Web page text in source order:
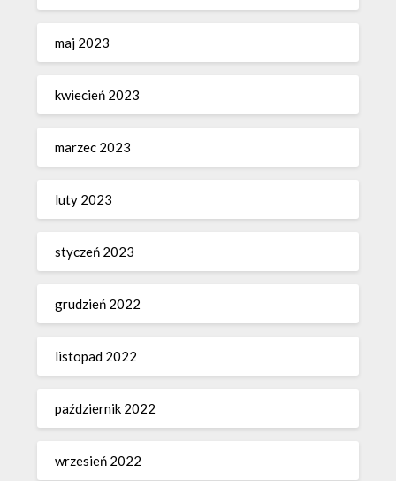
maj 2023
kwiecień 2023
marzec 2023
luty 2023
styczeń 2023
grudzień 2022
listopad 2022
październik 2022
wrzesień 2022